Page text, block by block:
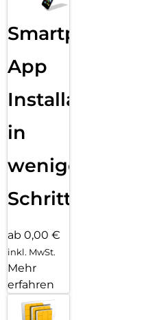
Smartphone
App
Installation
in
wenigen
Schritten
ab 0,00 €
inkl. MwSt.
Mehr
erfahren